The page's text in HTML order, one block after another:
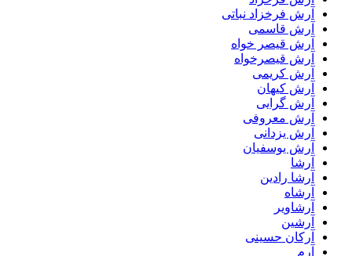
آرش فرخزاد نباتی
آرش قاسمی
آرش قیصر خواه
آرش قیصرخواه
آرش کریمی
آرش کیهان
آرش گرایی
آرش معروفی
آرش یزدانی
آرش یوسفیان
آرشا
آرشا رادین
آرشاه
آرشاویر
آرشین
آرکان حسینی
آرم